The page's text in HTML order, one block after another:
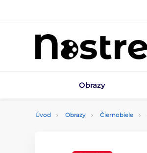
Obrazy
Úvod Obrazy Čiernobiele